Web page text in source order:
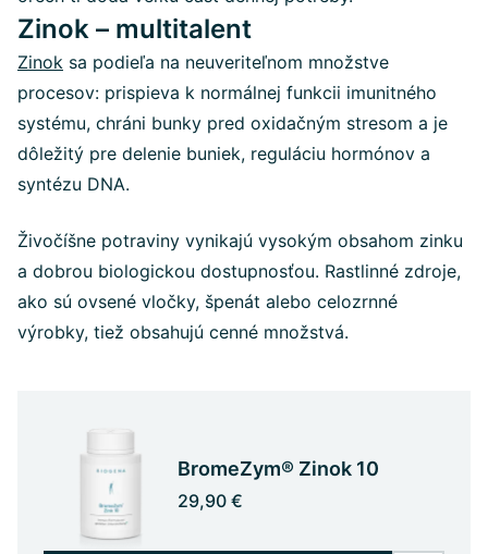
Zinok – multitalent
Zinok sa podieľa na neuveriteľnom množstve
procesov: prispieva k normálnej funkcii imunitného
systému, chráni bunky pred oxidačným stresom a je
dôležitý pre delenie buniek, reguláciu hormónov a
syntézu DNA.
Živočíšne potraviny vynikajú vysokým obsahom zinku
a dobrou biologickou dostupnosťou. Rastlinné zdroje,
ako sú ovsené vločky, špenát alebo celozrnné
výrobky, tiež obsahujú cenné množstvá.
BromeZym® Zinok 10
29,90 €